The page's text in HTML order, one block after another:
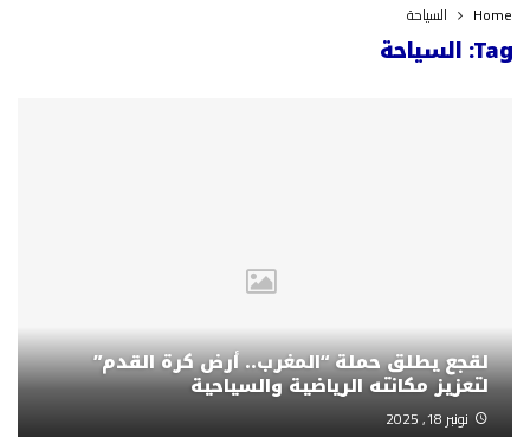
Home السياحة
Tag: السياحة
لقجع يطلق حملة “المغرب.. أرض كرة القدم”
لتعزيز مكانته الرياضية والسياحية
نونبر 18, 2025